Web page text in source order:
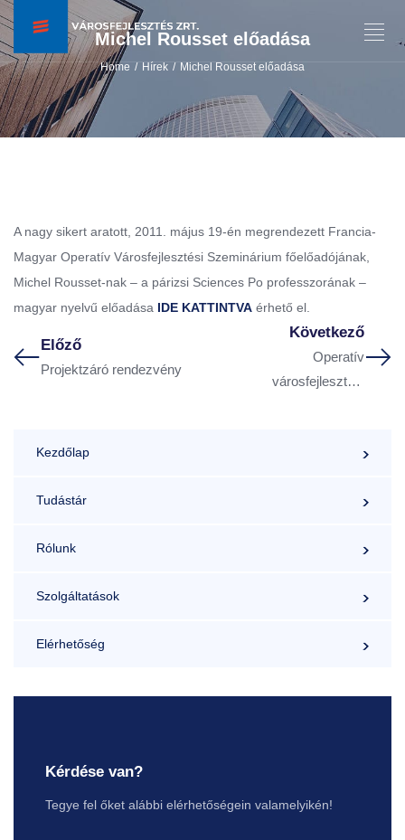
Michel Rousset előadása
Home / Hírek / Michel Rousset előadása
A nagy sikert aratott, 2011. május 19-én megrendezett Francia-
Magyar Operatív Városfejlesztési Szeminárium főelőadójának,
Michel Rousset-nak – a párizsi Sciences Po professzorának –
magyar nyelvű előadása IDE KATTINTVA érhető el.
Előző
Projektzáró rendezvény
Következő
Operatív
városfejlesztési
Kezdőlap
Tudástár
Rólunk
Szolgáltatások
Elérhetőség
Kérdése van?
Tegye fel őket alábbi elérhetőségein valamelyikén!